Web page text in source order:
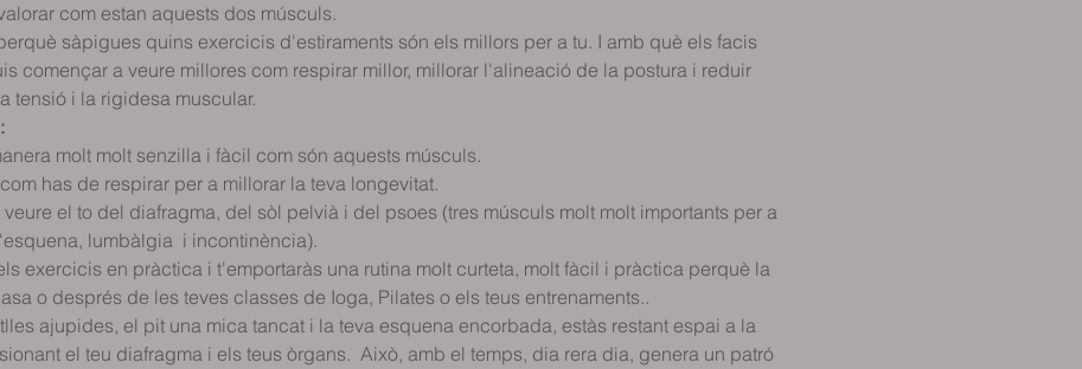
com estan aquests dos músculs.
sàpigues quins exercicis d'estiraments són els millors per a tu. I amb què els facis
començar a veure millores com respirar millor, millorar l'alineació de la postura i reduir
tensió i la rigidesa muscular.
molt molt senzilla i fàcil com són aquests músculs.
has de respirar per a millorar la teva longevitat.
veure el to del diafragma, del sòl pelvià i del psoes (tres músculs molt molt importants per a
lumbàlgia  i incontinència).
exercicis en pràctica i t'emportaràs una rutina molt curteta, molt fàcil i pràctica perquè la
o després de les teves classes de Ioga, Pilates o els teus entrenaments..
ajupides, el pit una mica tancat i la teva esquena encorbada, estàs restant espai a la
el teu diafragma i els teus òrgans.  Això, amb el temps, dia rera dia, genera un patró